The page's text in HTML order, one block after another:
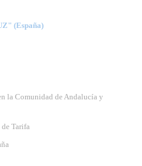
(España)
la Comunidad de Andalucía y
Tarifa